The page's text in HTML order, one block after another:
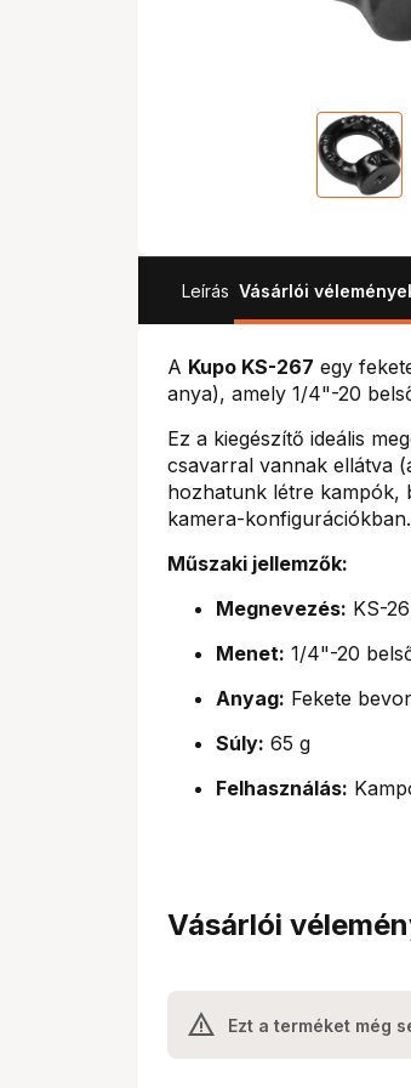
Leírás Vásárlói
A Kupo KS-267 egy
anya), amely 1/4"-20
Ez a kiegészítő ideális
csavarral vannak ellátva
hozhatunk létre kampók,
kamera-konfigurációkban.
Műszaki jellemzők:
Megnevezés: KS-
Menet: 1/4"-20
Anyag: Fekete
Súly: 65 g
Felhasználás:
Vásárlói
Ezt a terméket még